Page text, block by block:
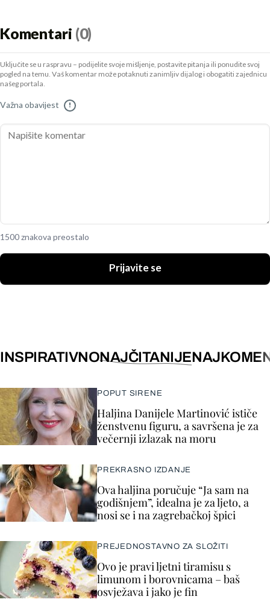
Komentari (0)
Uključite se u raspravu – podijelite svoje mišljenje, postavite pitanja ili ponudite svoj
pogled na temu. Vaš komentar može potaknuti zanimljiv dijalog i obogatiti zajednicu
našeg portala.
Važna obavijest !
1500 znakova preostalo
Prijavite se
INSPIRATIVNONAJČITANIJE
POPUT SIRENE
Haljina Danijele Martinović ističe
ženstvenu figuru, a savršena je za
večernji izlazak na moru
PREKRASNO IZDANJE
Ova haljina poručuje “Ja sam na
godišnjem”, idealna je za ljeto, a
nosi se i na zagrebačkoj špici
PREJEDNOSTAVNO ZA SLOŽITI
Ovo je pravi ljetni tiramisu s
limunom i borovnicama – baš
osvježava i jako je fin